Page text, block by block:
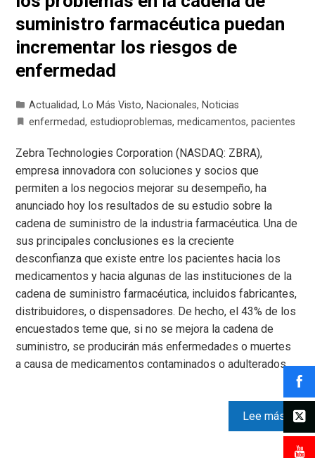
suministro farmacéutica puedan
incrementar los riesgos de
enfermedad
Actualidad, Lo Más Visto, Nacionales, Noticias
enfermedad,estudioproblemas,medicamentos,pacientes
Zebra Technologies Corporation (NASDAQ: ZBRA),
empresa innovadora con soluciones y socios que
permiten a los negocios mejorar su desempeño, ha
anunciado hoy los resultados de su estudio sobre la
cadena de suministro de la industria farmacéutica. Una de
sus principales conclusiones es la creciente
desconfianza que existe entre los pacientes hacia los
medicamentos y hacia algunas de las instituciones de la
cadena de suministro farmacéutica, incluidos fabricantes,
distribuidores, o dispensadores. De hecho, el 43% de los
encuestados teme que, si no se mejora la cadena de
suministro, se producirán más enfermedades o muertes
a causa de medicamentos contaminados o adulterados.…
Lee más